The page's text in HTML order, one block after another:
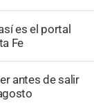
es el portal
Fe
antes de salir